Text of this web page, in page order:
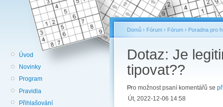
Úvod
Novinky
Program
Pravidla
Přihlašování
Domů › Fórum › Fórum › Poradna pro
Dotaz: Je
tipovat??
Pro možnost psaní komentářů se
Út, 2022-12-06 14:58